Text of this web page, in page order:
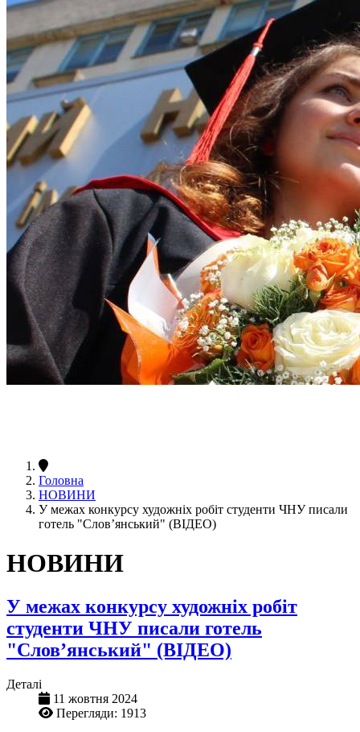
Головна
НОВИНИ
У межах конкурсу художніх робіт студенти ЧНУ писали
готель "Слов’янський" (ВІДЕО)
НОВИНИ
У межах конкурсу художніх робіт
студенти ЧНУ писали готель
"Слов’янський" (ВІДЕО)
Деталі
11 жовтня 2024
Перегляди: 1913